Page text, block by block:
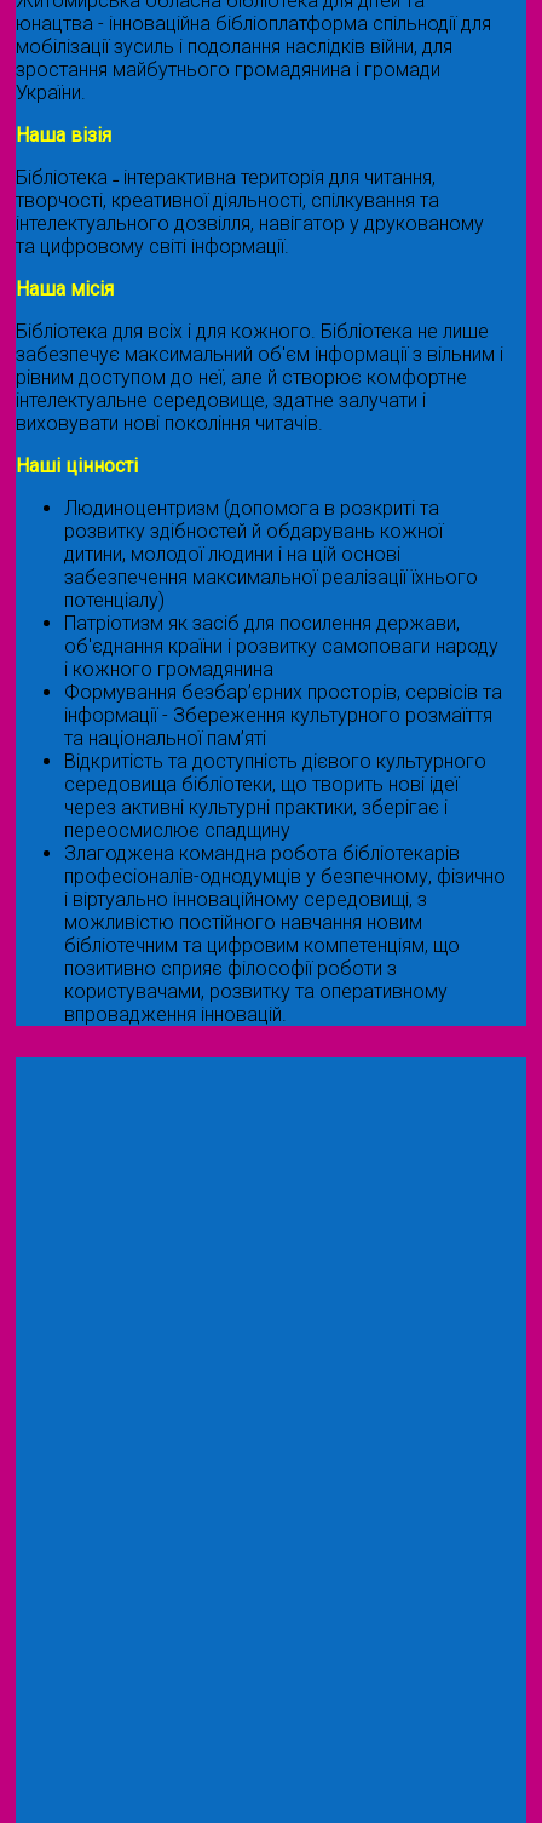
юнацтва - інноваційна бібліоплатформа спільнодії для
мобілізації зусиль і подолання наслідків війни, для
зростання майбутнього громадянина і громади
України.
Наша візія
Бібліотека ˗ інтерактивна територія для читання,
творчості, креативної діяльності, спілкування та
інтелектуального дозвілля, навігатор у друкованому
та цифровому світі інформації.
Наша місія
Бібліотека для всіх і для кожного. Бібліотека не лише
забезпечує максимальний об'єм інформації з вільним і
рівним доступом до неї, але й створює комфортне
інтелектуальне середовище, здатне залучати і
виховувати нові покоління читачів.
Наші цінності
Людиноцентризм (допомога в розкриті та
розвитку здібностей й обдарувань кожної
дитини, молодої людини і на цій основі
забезпечення максимальної реалізації їхнього
потенціалу)
Патріотизм як засіб для посилення держави,
об'єднання країни і розвитку самоповаги народу
і кожного громадянина
Формування безбар’єрних просторів, сервісів та
інформації - Збереження культурного розмаїття
та національної пам’яті
Відкритість та доступність дієвого культурного
середовища бібліотеки, що творить нові ідеї
через активні культурні практики, зберігає і
переосмислює спадщину
Злагоджена командна робота бібліотекарів
професіоналів-однодумців у безпечному, фізично
і віртуально інноваційному середовищі, з
можливістю постійного навчання новим
бібліотечним та цифровим компетенціям, що
позитивно сприяє філософії роботи з
користувачами, розвитку та оперативному
впровадження інновацій.